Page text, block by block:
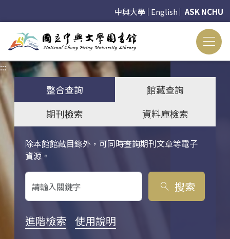
中興大學 English ASK NCHU
:::
整合查詢
館藏查詢
期刊檢索
資料庫檢索
除本館館藏目錄外，可同時查詢期刊文章等電子
資源。
關鍵字搜尋
search 搜索
進階檢索 使用說明